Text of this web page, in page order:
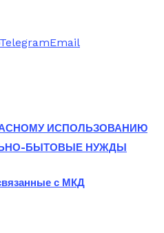
TelegramEmail
ИСПОЛЬЗОВАНИЮ
БЫТОВЫЕ НУЖДЫ
с МКД